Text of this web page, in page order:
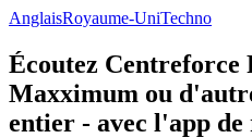
AnglaisRoyaume-UniTechno
Écoutez Centreforce
Maxximum ou
entier - avec l'app